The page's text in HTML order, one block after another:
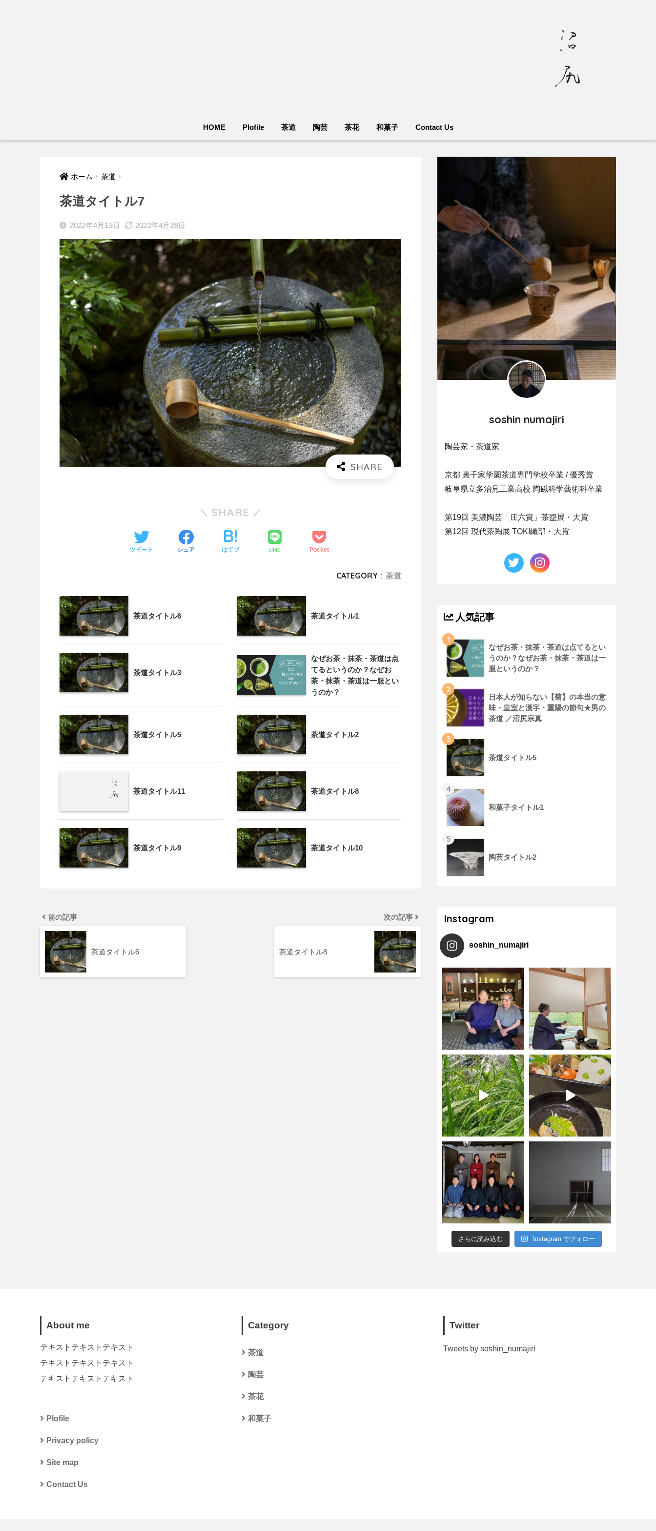
HOME Plofile 茶道 陶芸 茶花 和菓子 Contact Us
ホーム 茶道
茶道タイトル7
2022年4月13日 2022年4月28日
SHARE
ツイート シェア はてブ LINE Pocket
CATEGORY : 茶道
茶道タイトル6 茶道タイトル1
茶道タイトル3
なぜお茶・抹茶・茶道は点
てるというのか？なぜお
茶・抹茶・茶道は一服とい
うのか？
茶道タイトル5 茶道タイトル2
茶道タイトル11 茶道タイトル8
茶道タイトル9 茶道タイトル10
前の記事
茶道タイトル6
次の記事
茶道タイトル8
soshin numajiri
陶芸家・茶道家
京都 裏千家学園茶道専門学校卒業 / 優秀賞
岐阜県立多治見工業高校 陶磁科学藝術科卒業
第19回 美濃陶芸「庄六賞」茶盌展・大賞
第12回 現代茶陶展 TOKI織部・大賞
人気記事
1
なぜお茶・抹茶・茶道は点てるとい
うのか？なぜお茶・抹茶・茶道は一
服というのか？
2
日本人が知らない【菊】の本当の意
味・皇室と漢字・重陽の節句★男の
茶道 ／沼尻宗真
3
茶道タイトル5
4
和菓子タイトル1
5
陶芸タイトル2
Instagram
soshin_numajiri
さらに読み込む Instagram でフォロー
About me
テキストテキストテキスト
テキストテキストテキスト
テキストテキストテキスト
Plofile
Privacy policy
Site map
Contact Us
Category
茶道
陶芸
茶花
和菓子
Twitter
Tweets by soshin_numajiri